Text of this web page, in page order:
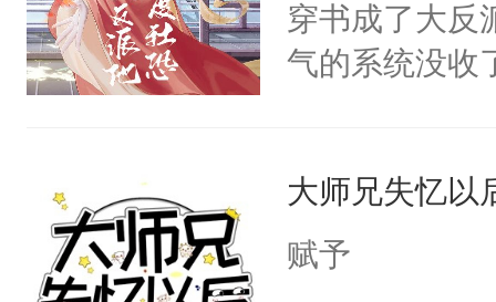
穿书成了大反
气的系统没收
用见人，因为
言神龙见首不
大师兄失忆以
赋予